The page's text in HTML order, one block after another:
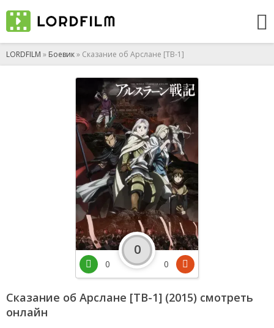
LORDFILM » Боевик» Сказание об Арслане [ТВ-1]
Сказание об Арслане [ТВ-1] (2015) смотреть
онлайн
0
0
0